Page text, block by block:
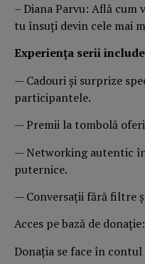
– Diana Parvu: Află cum
tu însuți devin cele mai
Experiența serii
— Cadouri și surprize
participantele.
— Premii la tombolă
— Networking autentic
puternice.
— Conversații fără filtre
Acces pe bază de
Donația se face în contul